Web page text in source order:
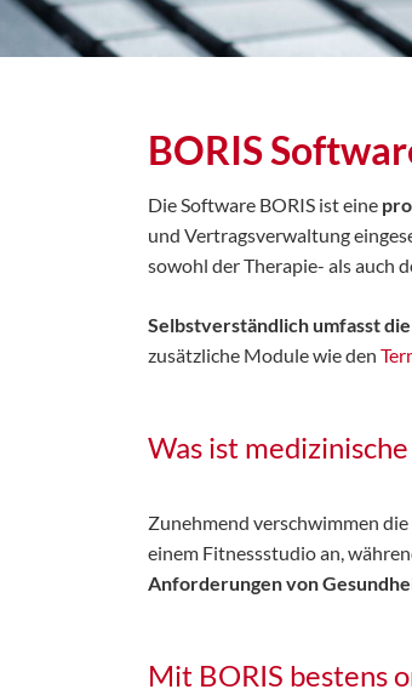
BORIS
Die Software BORIS ist eine
und Vertragsverwaltung
sowohl der Therapie- als auch
Selbstverständlich umfasst
zusätzliche Module wie den
Was ist
Zunehmend verschwimmen
einem Fitnessstudio an,
Anforderungen von
Mit BORIS bestens